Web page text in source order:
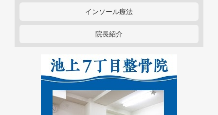
インソール療法
院長紹介